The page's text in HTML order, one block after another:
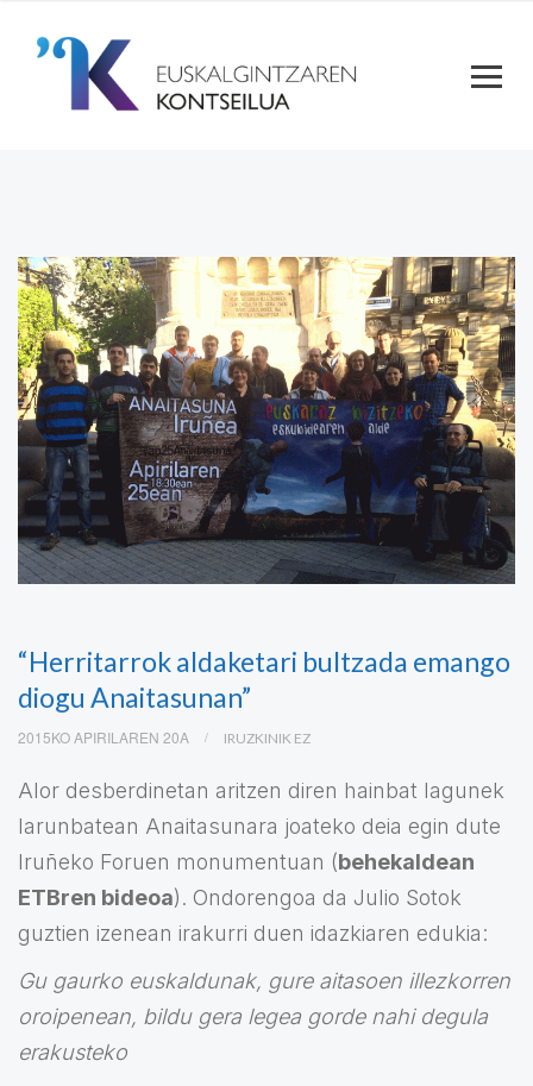
“Herritarrok aldaketari bultzada emango
diogu Anaitasunan”
2015KO APIRILAREN 20A IRUZKINIK EZ
Alor desberdinetan aritzen diren hainbat lagunek
larunbatean Anaitasunara joateko deia egin dute
Iruñeko Foruen monumentuan (behekaldean
ETBren bideoa). Ondorengoa da Julio Sotok
guztien izenean irakurri duen idazkiaren edukia:
Gu gaurko euskaldunak, gure aitasoen illezkorren
oroipenean, bildu gera legea gorde nahi degula
erakusteko